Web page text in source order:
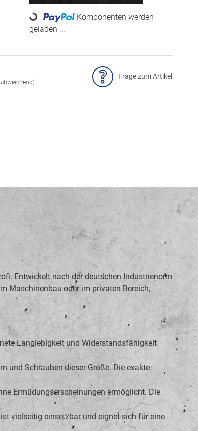
Loading...
Komponenten werden
geladen ...
Frage zum Artikel
Entwickelt nach der deutschen Industrienorm
Maschinenbau oder im privaten Bereich,
Langlebigkeit und Widerstandsfähigkeit
und Schrauben dieser Größe. Die exakte
Ermüdungserscheinungen ermöglicht. Die
vielseitig einsetzbar und eignet sich für eine